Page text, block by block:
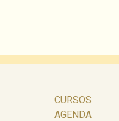
CURSOS
AGENDA